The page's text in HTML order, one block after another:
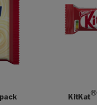
KitKat®